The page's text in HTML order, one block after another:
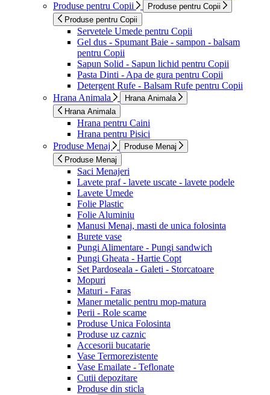
Produse pentru Copii
Produse pentru Copii
Produse pentru Copii
Servetele Umede pentru Copii
Gel dus - Spumant Baie - sampon - balsam
pentru Copii
Sapun Solid - Sapun lichid pentru Copii
Pasta Dinti - Apa de gura pentru Copii
Detergent Rufe - Balsam Rufe pentru Copii
Hrana Animala
Hrana Animala
Hrana Animala
Hrana pentru Caini
Hrana pentru Pisici
Produse Menaj
Produse Menaj
Produse Menaj
Saci Menajeri
Lavete praf - lavete uscate - lavete podele
Lavete Umede
Folie Plastic
Folie Aluminiu
Manusi Menaj, masti de unica folosinta
Burete vase
Pungi Alimentare - Pungi sandwich
Pungi Gheata - Hartie Copt
Set Pardoseala - Galeti - Storcatoare
Mopuri
Maturi - Faras
Maner metalic pentru mop-matura
Perii - Role scame
Produse Unica Folosinta
Produse uz caznic
Accesorii bucatarie
Vase Termorezistente
Vase Emailate - Teflonate
Cutii depozitare
Produse din sticla